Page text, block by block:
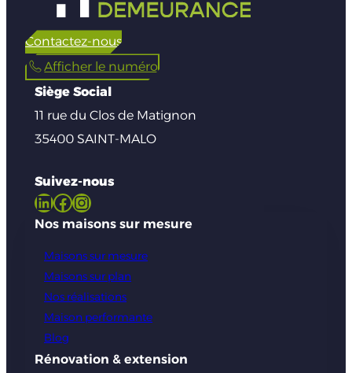
Contactez-nous
Afficher le numéro
Siège Social
11 rue du Clos de Matignon
35400 SAINT-MALO
Suivez-nous
LinkedIn Facebook Instagram
Nos maisons sur mesure
Maisons sur mesure
Maisons sur plan
Nos réalisations
Maison performante
Blog
Rénovation & extension